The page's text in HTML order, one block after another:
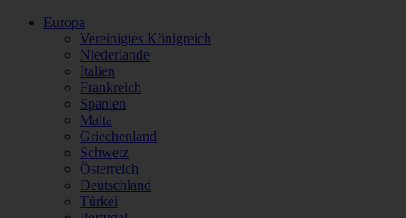
Europa
Vereinigtes Königreich
Niederlande
Italien
Frankreich
Spanien
Malta
Griechenland
Schweiz
Österreich
Deutschland
Türkei